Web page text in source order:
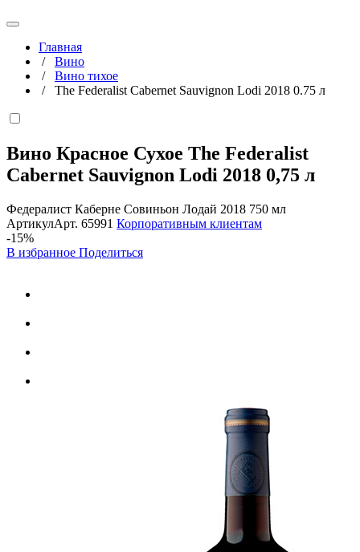
Главная
/ Вино
/ Вино тихое
/ The Federalist Cabernet Sauvignon Lodi 2018 0.75 л
Вино Красное Сухое The Federalist
Cabernet Sauvignon Lodi 2018 0,75 л
Федералист Каберне Совиньон Лодай 2018 750 мл
АртикулАрт. 65991 Корпоративным клиентам
-15%
В избранное Поделиться